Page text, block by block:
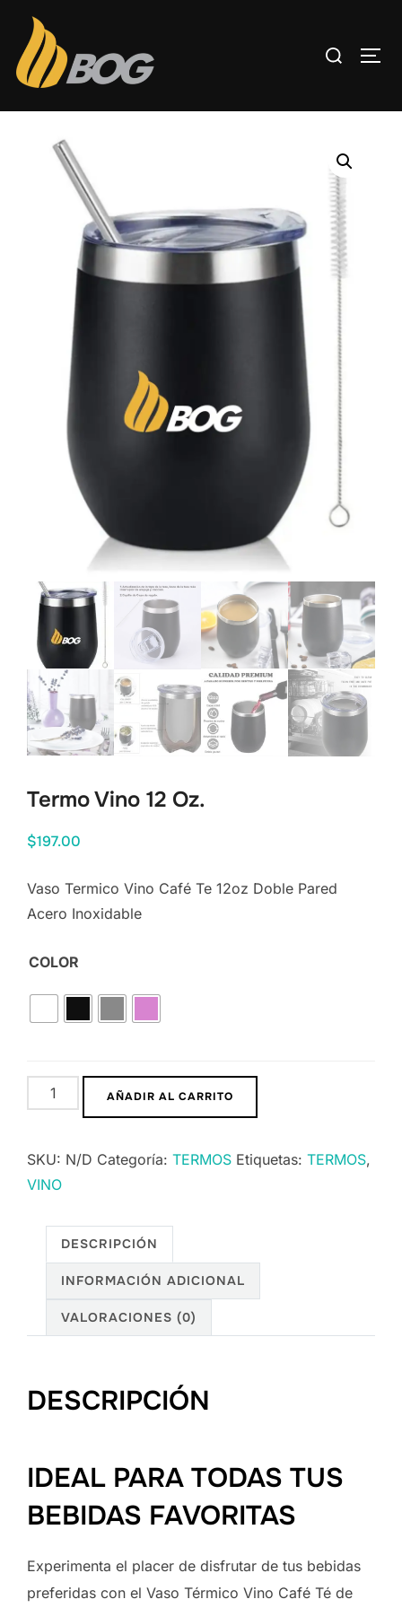
Termo Vino 12 Oz.
$197.00
Vaso Termico Vino Café Te 12oz Doble Pared
Acero Inoxidable
COLOR
AÑADIR AL CARRITO
SKU: N/D Categoría: TERMOS Etiquetas: TERMOS,
VINO
DESCRIPCIÓN
INFORMACIÓN ADICIONAL
VALORACIONES (0)
DESCRIPCIÓN
IDEAL PARA TODAS TUS
BEBIDAS FAVORITAS
Experimenta el placer de disfrutar de tus bebidas
preferidas con el Vaso Térmico Vino Café Té de